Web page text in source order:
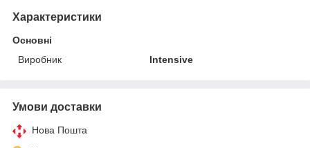
Характеристики
Основні
Виробник
Intensive
Умови доставки
Нова Пошта